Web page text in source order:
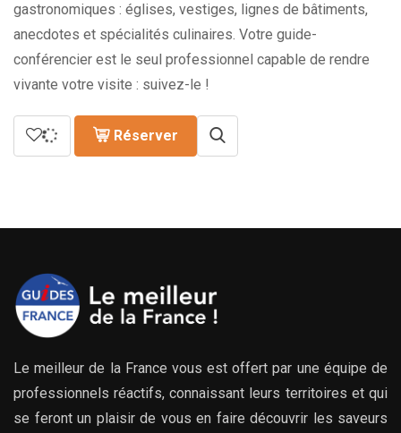
gastronomiques : églises, vestiges, lignes de bâtiments,
anecdotes et spécialités culinaires. Votre guide-
conférencier est le seul professionnel capable de rendre
vivante votre visite : suivez-le !
Réserver
Le meilleur de la France vous est offert par une équipe de
professionnels réactifs, connaissant leurs territoires et qui
se feront un plaisir de vous en faire découvrir les saveurs